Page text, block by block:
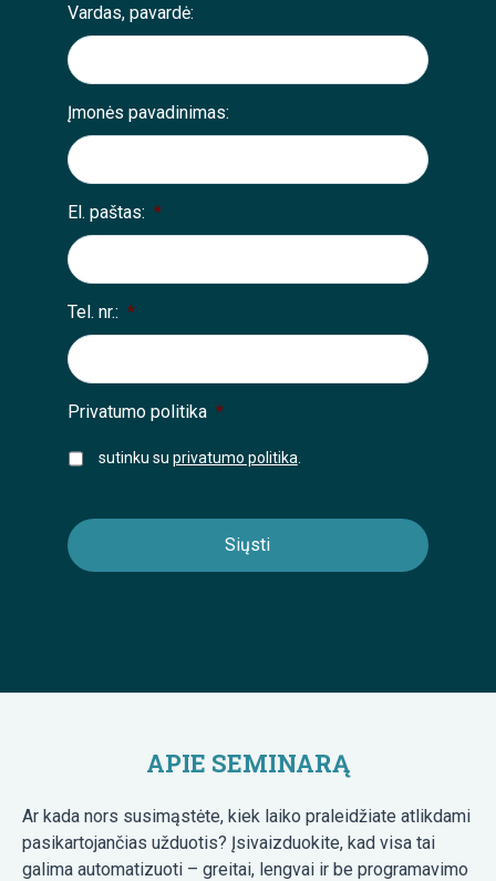
Vardas, pavardė:
Įmonės pavadinimas:
El. paštas: *
Tel. nr.: *
Privatumo politika *
sutinku su privatumo politika
APIE SEMINARĄ
Ar kada nors susimąstėte, kiek laiko praleidžiate atlikdami
pasikartojančias užduotis? Įsivaizduokite, kad visa tai
galima automatizuoti – greitai, lengvai ir be programavimo